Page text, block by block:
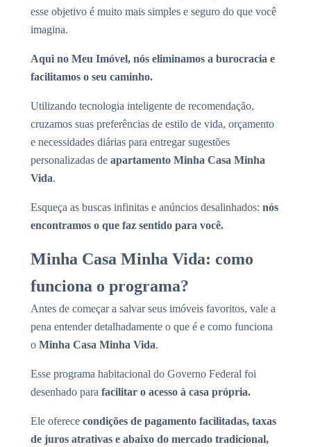
esse objetivo é muito mais simples e seguro do que você
imagina.
Aqui no Meu Imóvel, nós eliminamos a burocracia e
facilitamos o seu caminho.
Utilizando tecnologia inteligente de recomendação,
cruzamos suas preferências de estilo de vida, orçamento
e necessidades diárias para entregar sugestões
personalizadas de apartamento Minha Casa Minha
Vida.
Esqueça as buscas infinitas e anúncios desalinhados: nós
encontramos o que faz sentido para você.
Minha Casa Minha Vida: como
funciona o programa?
Antes de começar a salvar seus imóveis favoritos, vale a
pena entender detalhadamente o que é e como funciona
o Minha Casa Minha Vida.
Esse programa habitacional do Governo Federal foi
desenhado para facilitar o acesso à casa própria.
Ele oferece condições de pagamento facilitadas, taxas
de juros atrativas e abaixo do mercado tradicional,